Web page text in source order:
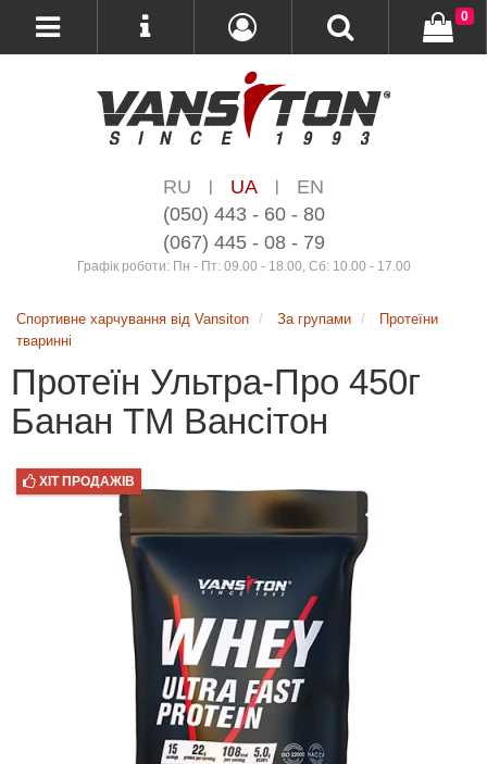
RU | UA |
EN
(050) 443 - 60 - 80
(067) 445 - 08 - 79
Графік роботи: Пн - Пт: 09.00 - 18.00, Сб: 10.00 - 17.00
0
Спортивне харчування від Vansiton За групами
Протеїни
тваринні
Протеїн Ультра-Про 450г
Банан ТМ Вансітон
ХІТ ПРОДАЖІВ